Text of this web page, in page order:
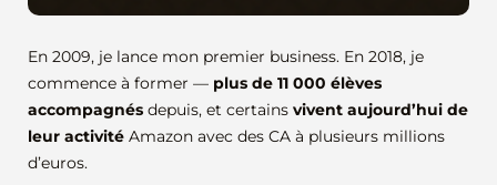
En 2009, je lance mon premier business. En 2018, je
commence à former — plus de 11 000 élèves
accompagnés depuis, et certains vivent aujourd’hui de
leur activité Amazon avec des CA à plusieurs millions
d’euros.